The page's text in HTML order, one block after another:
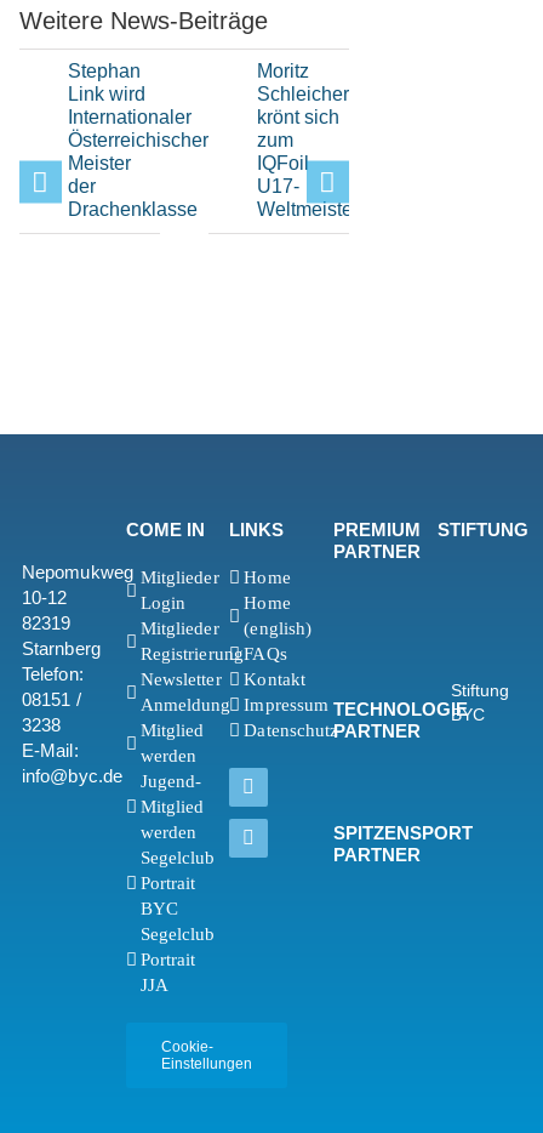
Weitere News-Beiträge
Stephan
Link wird
Internationaler
Österreichischer
Meister
der
Drachenklasse
Moritz
Schleicher
krönt sich
zum
IQFoil
U17-
Weltmeister
Nepomukweg
10-12
82319
Starnberg
Telefon:
08151 /
3238
E-Mail:
info@byc.de
COME IN
Mitglieder
Login
Mitglieder
Registrierung
Newsletter
Anmeldung
Mitglied
werden
Jugend-
Mitglied
werden
Segelclub
Portrait
BYC
Segelclub
Portrait
JJA
Cookie-
Einstellungen
LINKS
Home
Home
(english)
FAQs
Kontakt
Impressum
Datenschutz
PREMIUM
PARTNER
TECHNOLOGIE
PARTNER
SPITZENSPORT
PARTNER
STIFTUNG
Stiftung
BYC